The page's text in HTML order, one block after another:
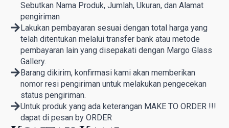
Sebutkan Nama Produk, Jumlah, Ukuran, dan Alamat
pengiriman
Lakukan pembayaran sesuai dengan total harga yang
telah ditentukan melalui transfer bank atau metode
pembayaran lain yang disepakati dengan Margo Glass
Gallery.
Barang dikirim, konfirmasi kami akan memberikan
nomor resi pengiriman untuk melakukan pengecekan
status pengiriman.
Untuk produk yang ada keterangan MAKE TO ORDER !!!
dapat di pesan by ORDER